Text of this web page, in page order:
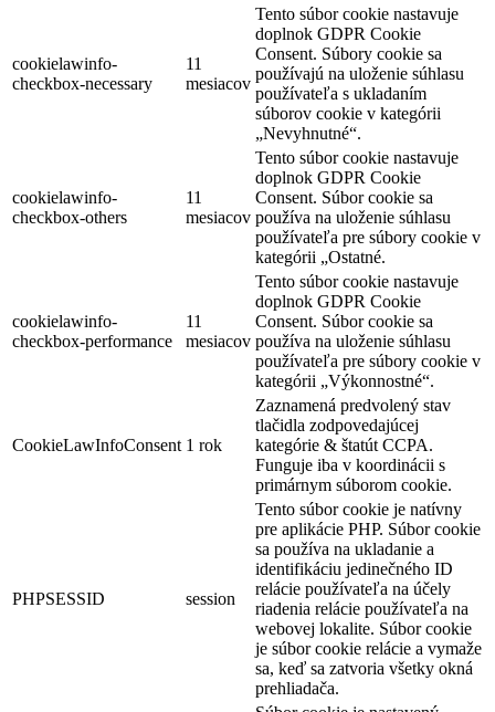
cookielawinfo-
checkbox-necessary
11
mesiacov
Tento súbor cookie nastavuje
doplnok GDPR Cookie
Consent. Súbory cookie sa
používajú na uloženie súhlasu
používateľa s ukladaním
súborov cookie v kategórii
„Nevyhnutné“.
cookielawinfo-
checkbox-others
11
mesiacov
Tento súbor cookie nastavuje
doplnok GDPR Cookie
Consent. Súbor cookie sa
používa na uloženie súhlasu
používateľa pre súbory cookie v
kategórii „Ostatné.
cookielawinfo-
checkbox-performance
11
mesiacov
Tento súbor cookie nastavuje
doplnok GDPR Cookie
Consent. Súbor cookie sa
používa na uloženie súhlasu
používateľa pre súbory cookie v
kategórii „Výkonnostné“.
CookieLawInfoConsent 1 rok
Zaznamená predvolený stav
tlačidla zodpovedajúcej
kategórie & štatút CCPA.
Funguje iba v koordinácii s
primárnym súborom cookie.
PHPSESSID session
Tento súbor cookie je natívny
pre aplikácie PHP. Súbor cookie
sa používa na ukladanie a
identifikáciu jedinečného ID
relácie používateľa na účely
riadenia relácie používateľa na
webovej lokalite. Súbor cookie
je súbor cookie relácie a vymaže
sa, keď sa zatvoria všetky okná
prehliadača.